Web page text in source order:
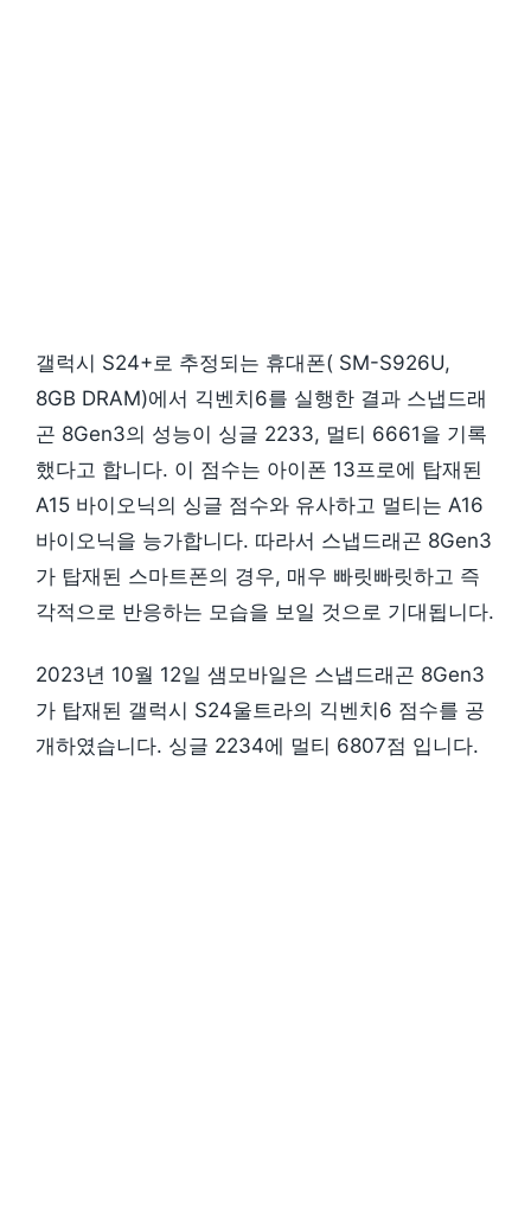
갤럭시 S24+로 추정되는 휴대폰( SM-S926U,
8GB DRAM)에서 긱벤치6를 실행한 결과 스냅드래
곤 8Gen3의 성능이 싱글 2233, 멀티 6661을 기록
했다고 합니다. 이 점수는 아이폰 13프로에 탑재된
A15 바이오닉의 싱글 점수와 유사하고 멀티는 A16
바이오닉을 능가합니다. 따라서 스냅드래곤 8Gen3
가 탑재된 스마트폰의 경우, 매우 빠릿빠릿하고 즉
각적으로 반응하는 모습을 보일 것으로 기대됩니다.
2023년 10월 12일 샘모바일은 스냅드래곤 8Gen3
가 탑재된 갤럭시 S24울트라의 긱벤치6 점수를 공
개하였습니다. 싱글 2234에 멀티 6807점 입니다.